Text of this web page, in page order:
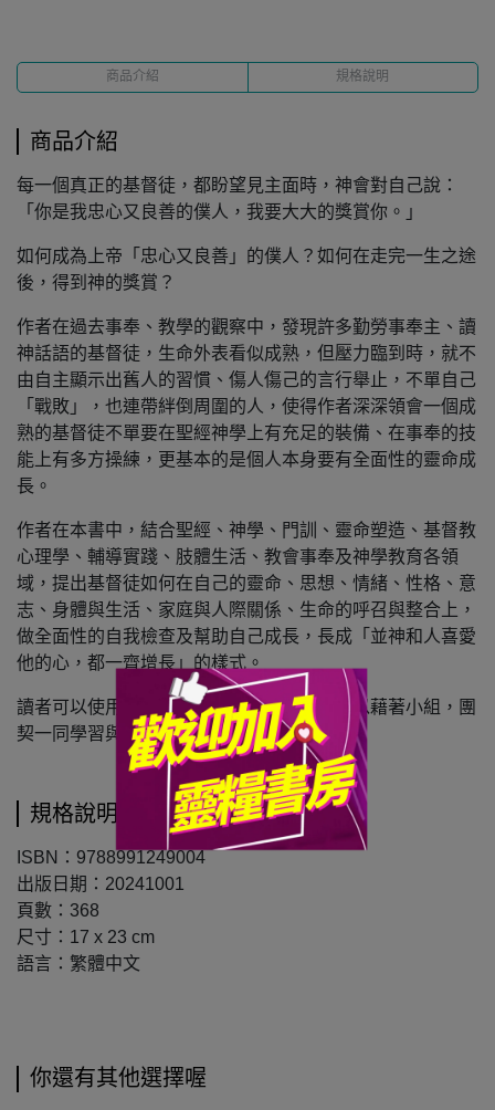
商品介紹 規格說明
商品介紹
每一個真正的基督徒，都盼望見主面時，神會對自己說：
「你是我忠心又良善的僕人，我要大大的獎賞你。」
如何成為上帝「忠心又良善」的僕人？如何在走完一生之途
後，得到神的獎賞？
作者在過去事奉、教學的觀察中，發現許多勤勞事奉主、讀
神話語的基督徒，生命外表看似成熟，但壓力臨到時，就不
由自主顯示出舊人的習慣、傷人傷己的言行舉止，不單自己
「戰敗」，也連帶絆倒周圍的人，使得作者深深領會一個成
熟的基督徒不單要在聖經神學上有充足的裝備、在事奉的技
能上有多方操練，更基本的是個人本身要有全面性的靈命成
長。
作者在本書中，結合聖經、神學、門訓、靈命塑造、基督教
心理學、輔導實踐、肢體生活、教會事奉及神學教育各領
域，提出基督徒如何在自己的靈命、思想、情緒、性格、意
志、身體與生活、家庭與人際關係、生命的呼召與整合上，
做全面性的自我檢查及幫助自己成長，長成「並神和人喜愛
他的心，都一齊增長」的樣式。
讀者可以使用此書作為個人成長指引，也可以藉著小組，團
契一同學習與反思。
規格說明
ISBN：9788991249004
出版日期：20241001
頁數：368
尺寸：17 x 23 cm
語言：繁體中文
你還有其他選擇喔